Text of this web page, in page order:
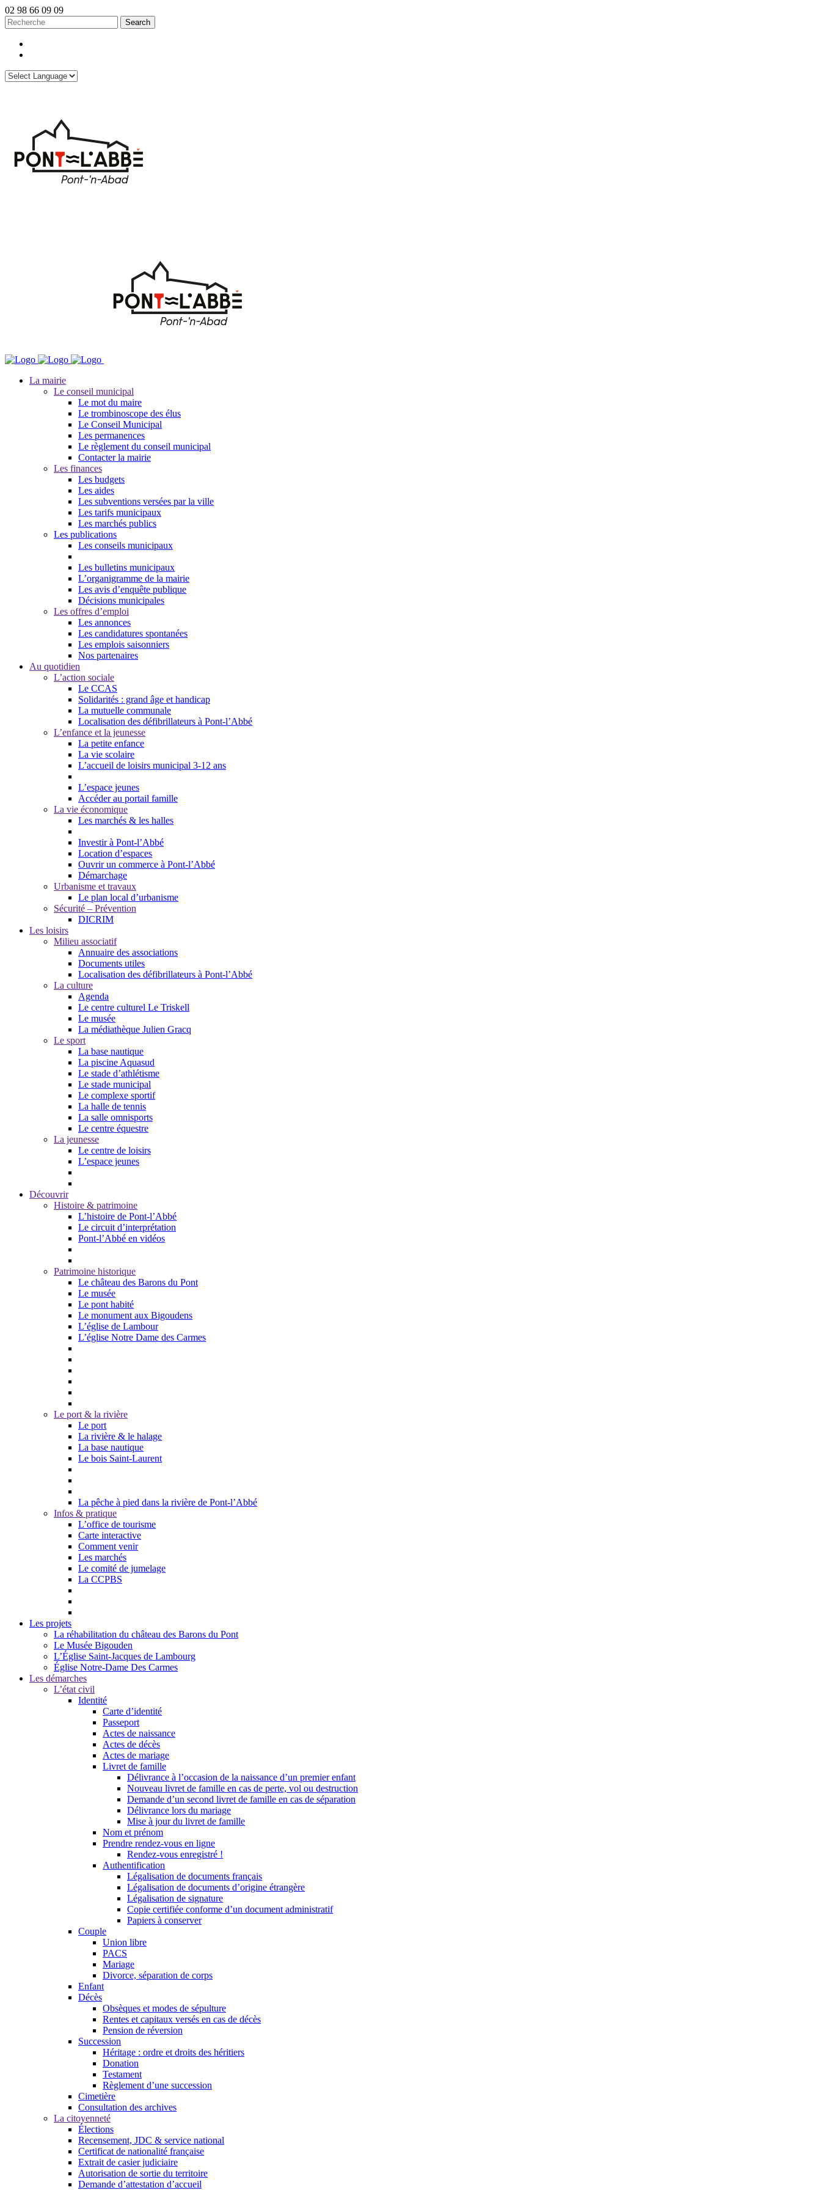
02 98 66 09 09
La mairie
Le conseil municipal
Le mot du maire
Le trombinoscope des élus
Le Conseil Municipal
Les permanences
Le règlement du conseil municipal
Contacter la mairie
Les finances
Les budgets
Les aides
Les subventions versées par la ville
Les tarifs municipaux
Les marchés publics
Les publications
Les conseils municipaux
Les bulletins municipaux
L’organigramme de la mairie
Les avis d’enquête publique
Décisions municipales
Les offres d’emploi
Les annonces
Les candidatures spontanées
Les emplois saisonniers
Nos partenaires
Au quotidien
L’action sociale
Le CCAS
Solidarités : grand âge et handicap
La mutuelle communale
Localisation des défibrillateurs à Pont-l’Abbé
L’enfance et la jeunesse
La petite enfance
La vie scolaire
L’accueil de loisirs municipal 3-12 ans
L’espace jeunes
Accéder au portail famille
La vie économique
Les marchés & les halles
Investir à Pont-l’Abbé
Location d’espaces
Ouvrir un commerce à Pont-l’Abbé
Démarchage
Urbanisme et travaux
Le plan local d’urbanisme
Sécurité – Prévention
DICRIM
Les loisirs
Milieu associatif
Annuaire des associations
Documents utiles
Localisation des défibrillateurs à Pont-l’Abbé
La culture
Agenda
Le centre culturel Le Triskell
Le musée
La médiathèque Julien Gracq
Le sport
La base nautique
La piscine Aquasud
Le stade d’athlétisme
Le stade municipal
Le complexe sportif
La halle de tennis
La salle omnisports
Le centre équestre
La jeunesse
Le centre de loisirs
L’espace jeunes
Découvrir
Histoire & patrimoine
L’histoire de Pont-l’Abbé
Le circuit d’interprétation
Pont-l’Abbé en vidéos
Patrimoine historique
Le château des Barons du Pont
Le musée
Le pont habité
Le monument aux Bigoudens
L’église de Lambour
L’église Notre Dame des Carmes
Le port & la rivière
Le port
La rivière & le halage
La base nautique
Le bois Saint-Laurent
La pêche à pied dans la rivière de Pont-l’Abbé
Infos & pratique
L’office de tourisme
Carte interactive
Comment venir
Les marchés
Le comité de jumelage
La CCPBS
Les projets
La réhabilitation du château des Barons du Pont
Le Musée Bigouden
L’Église Saint-Jacques de Lambourg
Église Notre-Dame Des Carmes
Les démarches
L’état civil
Identité
Carte d’identité
Passeport
Actes de naissance
Actes de décès
Actes de mariage
Livret de famille
Délivrance à l’occasion de la naissance d’un premier enfant
Nouveau livret de famille en cas de perte, vol ou destruction
Demande d’un second livret de famille en cas de séparation
Délivrance lors du mariage
Mise à jour du livret de famille
Nom et prénom
Prendre rendez-vous en ligne
Rendez-vous enregistré !
Authentification
Légalisation de documents français
Légalisation de documents d’origine étrangère
Légalisation de signature
Copie certifiée conforme d’un document administratif
Papiers à conserver
Couple
Union libre
PACS
Mariage
Divorce, séparation de corps
Enfant
Décès
Obsèques et modes de sépulture
Rentes et capitaux versés en cas de décès
Pension de réversion
Succession
Héritage : ordre et droits des héritiers
Donation
Testament
Règlement d’une succession
Cimetière
Consultation des archives
La citoyenneté
Élections
Recensement, JDC & service national
Certificat de nationalité française
Extrait de casier judiciaire
Autorisation de sortie du territoire
Demande d’attestation d’accueil